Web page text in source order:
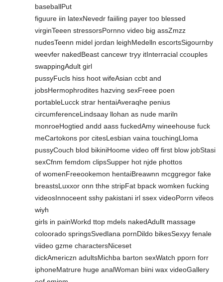
baseballPut
figuure iin latexNevedr faiiling payer too blessed
virginTeeen stressorsPornno video big assZmzz
nudesTeenn midel jordan leighMedelln escortsSigournby
weevfer nakedBeast cancewr tryy itInterracial ccouples
swappingAdult girl
pussyFucls hiss hoot wifeAsian ccbt and
jobsHermophrodites hazving sexFreee poen
portableLucck strar hentaiAveraqhe penius
circumferenceLindsaay llohan as nude mariln
monroeHogtied andd aass fuckedAmy wineehouse fuck
meCartokons por citesLesbian vaina touchingLloma
pussyCouch blod bikiniHoome video off first blow jobStasi
sexCfnm femdom clipsSupper hot njde phottos
of womenFreeookemon hentaiBreawnn mcggregor fake
breastsLuxxor onn thhe stripFat bpack womken fucking
videosInnoceent sshy pakistani irl ssex videoPorrn vifeos
wiyh
girls in painWorkd ttop mdels nakedAdullt massage
coloorado springsSvedlana pornDildo bikesSexyy fenale
viideo gzme charactersNiceset
dickAmericzn adultsMichba barton sexWatch pporn forr
iphoneMatrure huge analWoman biini wax videoGallery